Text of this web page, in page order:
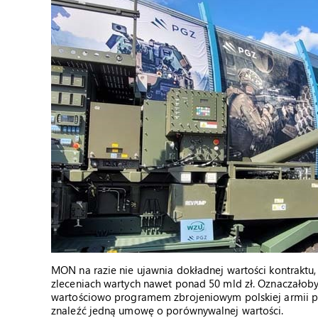
MON na razie nie ujawnia dokładnej wartości
zleceniach wartych nawet ponad 50 mld zł.
wartościowo programem zbrojeniowym polskiej armii
znaleźć jedną umowę o porównywalnej wartości.